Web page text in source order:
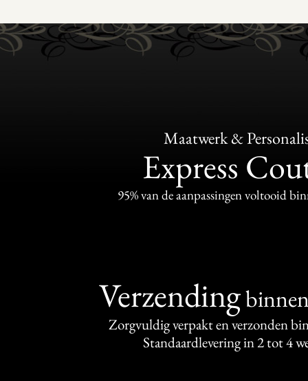
Maatwerk &
Express
95% van de aanpassingen voltooid
Verzending
Zorgvuldig verpakt en verzonden
Standaardlevering in 2 tot 4